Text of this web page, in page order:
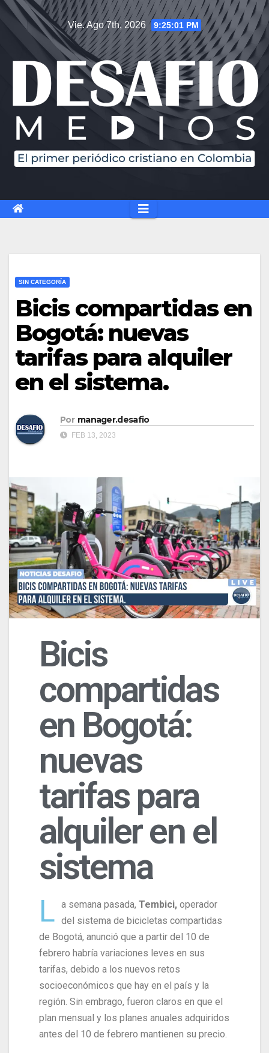
Vie. Ago 7th, 2026 9:25:02 PM
SIN CATEGORÍA
Bicis compartidas en
Bogotá: nuevas
tarifas para alquiler
en el sistema.
Por manager.desafio
FEB 13, 2023
Bicis
compartidas
en Bogotá:
nuevas
tarifas para
alquiler en el
sistema
L a semana pasada, Tembici, operador
del sistema de bicicletas compartidas
de Bogotá, anunció que a partir del 10 de
febrero habría variaciones leves en sus
tarifas, debido a los nuevos retos
socioeconómicos que hay en el país y la
región. Sin embrago, fueron claros en que el
plan mensual y los planes anuales adquiridos
antes del 10 de febrero mantienen su precio.